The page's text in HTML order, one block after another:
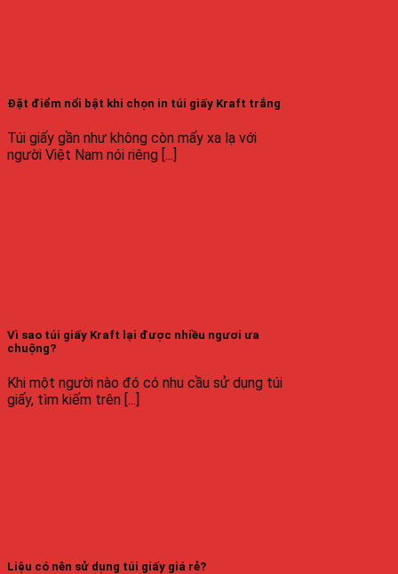
Đặt điểm nổi bật khi chọn in túi giấy Kraft trắng
Túi giấy gần như không còn mấy xa lạ với
người Việt Nam nói riêng [...]
Vì sao túi giấy Kraft lại được nhiều ngươi ưa
chuộng?
Khi một người nào đó có nhu cầu sử dụng túi
giấy, tìm kiếm trên [...]
Liệu có nên sử dụng túi giấy giá rẻ?